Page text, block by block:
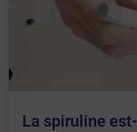
La spiruline